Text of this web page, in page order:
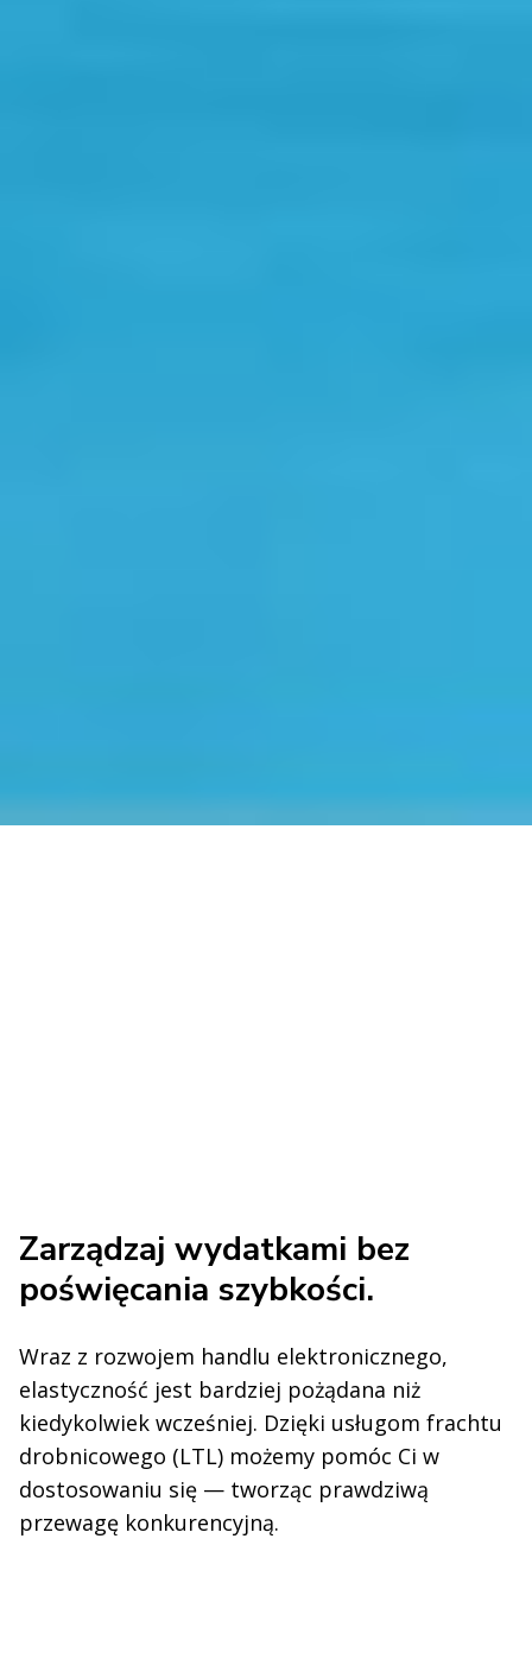
Zarządzaj wydatkami bez
poświęcania szybkości.
Wraz z rozwojem handlu elektronicznego,
elastyczność jest bardziej pożądana niż
kiedykolwiek wcześniej. Dzięki usługom frachtu
drobnicowego (LTL) możemy pomóc Ci w
dostosowaniu się — tworząc prawdziwą
przewagę konkurencyjną.